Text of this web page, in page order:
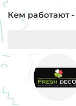
Кем работают -